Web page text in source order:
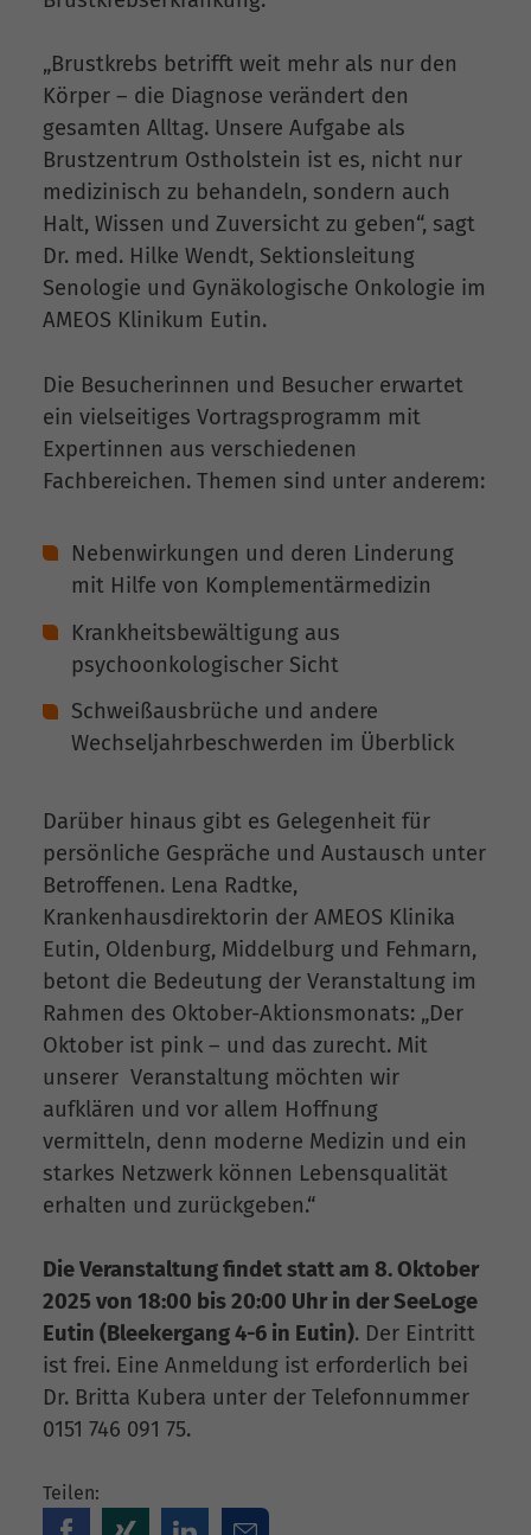
„Brustkrebs betrifft weit mehr als nur den
Körper – die Diagnose verändert den
gesamten Alltag. Unsere Aufgabe als
Brustzentrum Ostholstein ist es, nicht nur
medizinisch zu behandeln, sondern auch
Halt, Wissen und Zuversicht zu geben“, sagt
Dr. med. Hilke Wendt, Sektionsleitung
Senologie und Gynäkologische Onkologie im
AMEOS Klinikum Eutin.
Die Besucherinnen und Besucher erwartet
ein vielseitiges Vortragsprogramm mit
Expertinnen aus verschiedenen
Fachbereichen. Themen sind unter anderem:
Nebenwirkungen und deren Linderung
mit Hilfe von Komplementärmedizin
Krankheitsbewältigung aus
psychoonkologischer Sicht
Schweißausbrüche und andere
Wechseljahrbeschwerden im Überblick
Darüber hinaus gibt es Gelegenheit für
persönliche Gespräche und Austausch unter
Betroffenen. Lena Radtke,
Krankenhausdirektorin der AMEOS Klinika
Eutin, Oldenburg, Middelburg und Fehmarn,
betont die Bedeutung der Veranstaltung im
Rahmen des Oktober-Aktionsmonats: „Der
Oktober ist pink – und das zurecht. Mit
unserer Veranstaltung möchten wir
aufklären und vor allem Hoffnung
vermitteln, denn moderne Medizin und ein
starkes Netzwerk können Lebensqualität
erhalten und zurückgeben.“
Die Veranstaltung findet statt am 8. Oktober
2025 von 18:00 bis 20:00 Uhr in der SeeLoge
Eutin (Bleekergang 4-6 in Eutin). Der Eintritt
ist frei. Eine Anmeldung ist erforderlich bei
Dr. Britta Kubera unter der Telefonnummer
0151 746 091 75.
Teilen: